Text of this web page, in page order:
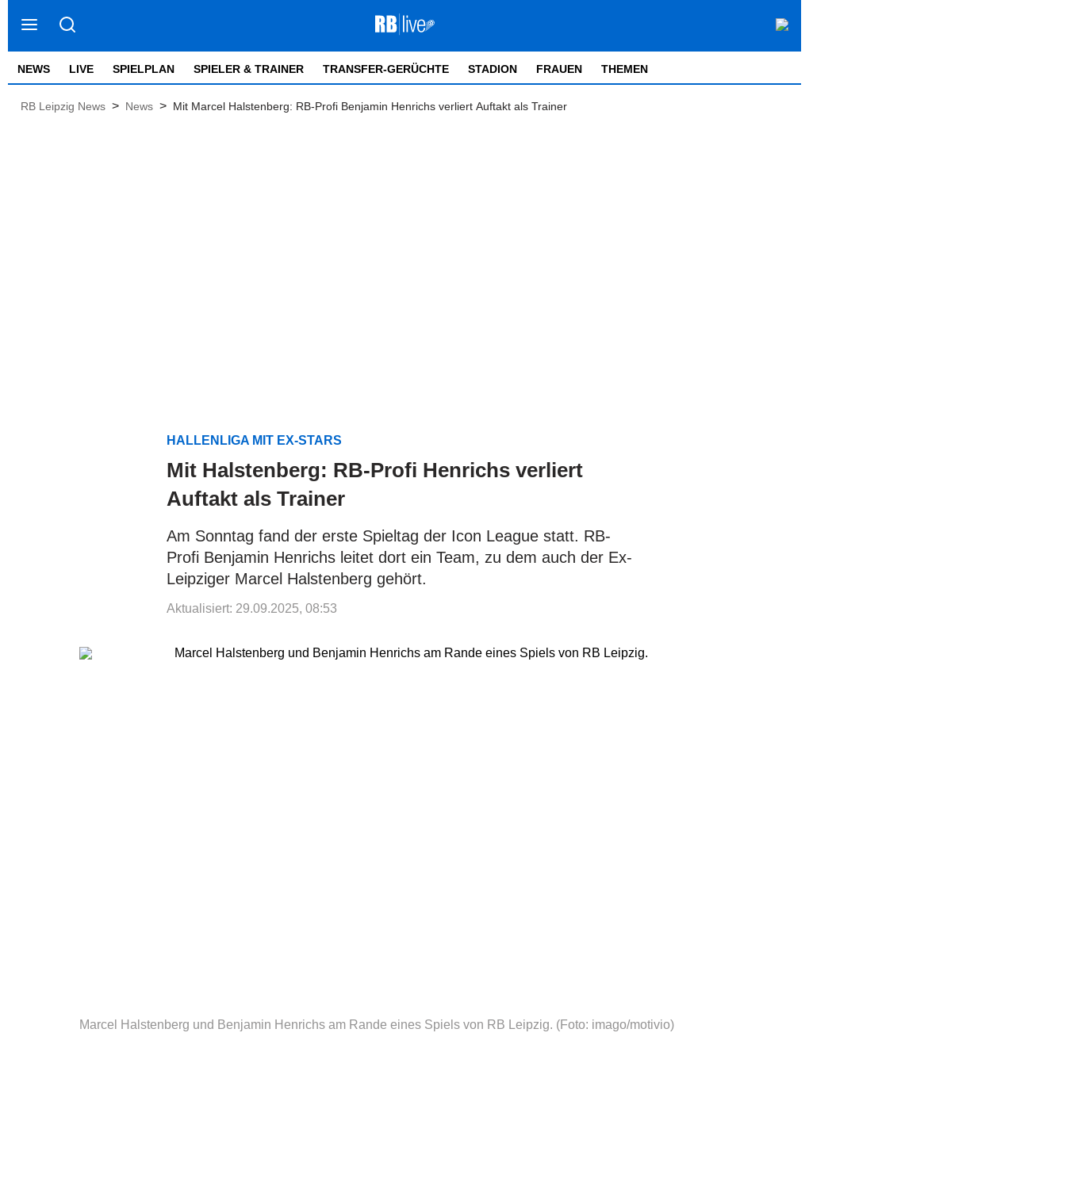
NEWS LIVE SPIELPLAN SPIELER & TRAINER TRANSFER-GERÜCHTE STADION FRAUEN THEMEN
RB Leipzig News > News > Mit Marcel Halstenberg: RB-Profi Benjamin Henrichs verliert Auftakt als Trainer
HALLENLIGA MIT EX-STARS
Mit Halstenberg: RB-Profi Henrichs verliert
Auftakt als Trainer
Am Sonntag fand der erste Spieltag der Icon League statt. RB-
Profi Benjamin Henrichs leitet dort ein Team, zu dem auch der Ex-
Leipziger Marcel Halstenberg gehört.
Aktualisiert: 29.09.2025, 08:53
Marcel Halstenberg und Benjamin Henrichs am Rande eines Spiels von RB Leipzig. (Foto: imago/motivio)